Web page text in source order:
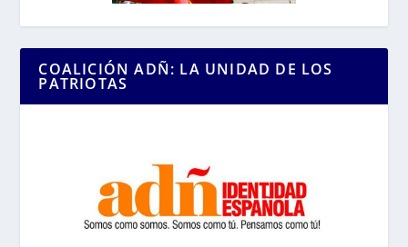
COALICIÓN ADÑ: LA UNIDAD DE LOS
PATRIOTAS